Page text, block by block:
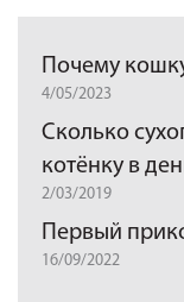
Почему
4/05/2023
Сколько
котёнку в
2/03/2019
Первый
16/09/2022